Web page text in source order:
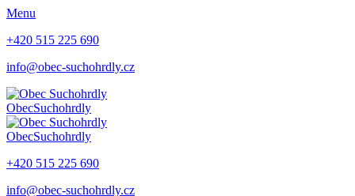
Menu
+420 515 225 690
info@obec-suchohrdly.cz
ObecSuchohrdly
ObecSuchohrdly
+420 515 225 690
info@obec-suchohrdly.cz